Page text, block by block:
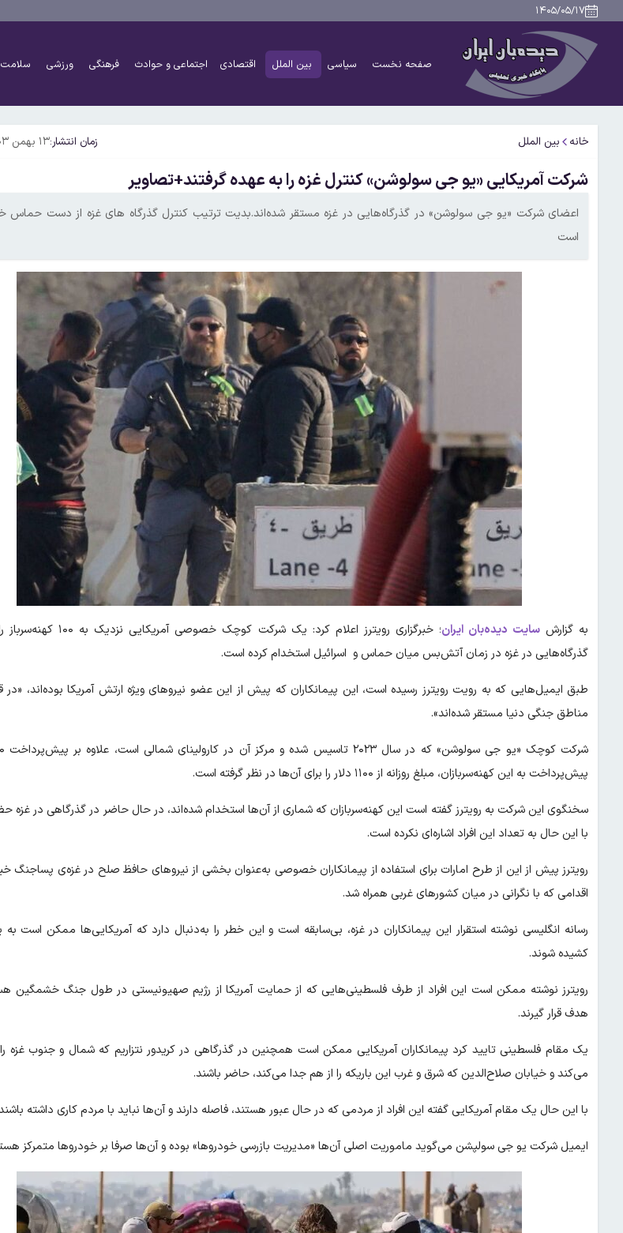
۱۴۰۵/۰۵/۱۷
صفحه نخست سیاسی بین الملل اقتصادی اجتماعی و حوادث فرهنگی ورزشی سلامت
خانه بین الملل زمان انتشار:۱۳ بهمن ۱۴۰۳
شرکت آمریکایی «یو جی سولوشن» کنترل غزه را به عهده گرفتند+تصاویر
اعضای شرکت «یو جی سولوشن» در گذرگاه‌هایی در غزه مستقر شده‌اند.بدیت ترتیب کنترل گذرگاه های غزه از دست حماس
است
به گزارشسایت دیده‌بان ایران
؛ خبرگزاری رویترز اعلام کرد: یک شرکت کوچک خصوصی
گذرگاه‌هایی در غزه در زمان آتش‌بس میان حماس و اسرائیل استخدام کرده است.
طبق ایمیل‌هایی که به رویت رویترز رسیده است، این پیمانکاران که پیش از این عضو نیروهای ویژه ارتش آمریکا بوده‌اند، «در
مناطق جنگی دنیا مستقر شده‌اند».
پیش‌پرداخت به این کهنه‌سربازان، مبلغ روزانه از ۱۱۰۰ دلار را برای آن‌ها در نظر گرفته است.
سخنگوی این شرکت به رویترز گفته است این کهنه‌سربازان که شماری از آن‌ها استخدام شده‌اند، در حال حاضر در گذرگاهی در غزه
با این حال به تعداد این افراد اشاره‌ای نکرده است.
رویترز پیش از این از طرح امارات برای استفاده از پیمانکاران خصوصی به‌عنوان بخشی از نیروهای حافظ صلح در غزه‌ی پساجنگ
اقدامی که با نگرانی در میان کشورهای غربی همراه شد.
رسانه انگلیسی نوشته استقرار این پیمانکاران در غزه، بی‌سابقه است و این خطر را به‌دنبال دارد که آمریکایی‌ها ممکن است
کشیده شوند.
رویترز نوشته ممکن است این افراد از طرف فلسطینی‌هایی که از حمایت آمریکا از رژیم صهیونیستی در طول جنگ خشمگین
هدف قرار گیرند.
یک مقام فلسطینی تایید کرد پیمانکاران آمریکایی ممکن است همچنین در گذرگاهی در کریدور نتزاریم که شمال و جنوب غزه
می‌کند و خیابان صلاح‌الدین که شرق و غرب این باریکه را از هم جدا می‌کند، حاضر باشند.
با این حال یک مقام آمریکایی گفته این افراد از مردمی که در حال عبور هستند، فاصله دارند و آن‌ها نباید با مردم کاری داشته
ایمیل شرکت یو جی سولپشن می‌گوید ماموریت اصلی آن‌ها «مدیریت بازرسی خودروها» بوده و آن‌ها صرفا بر خودروها متمرکز